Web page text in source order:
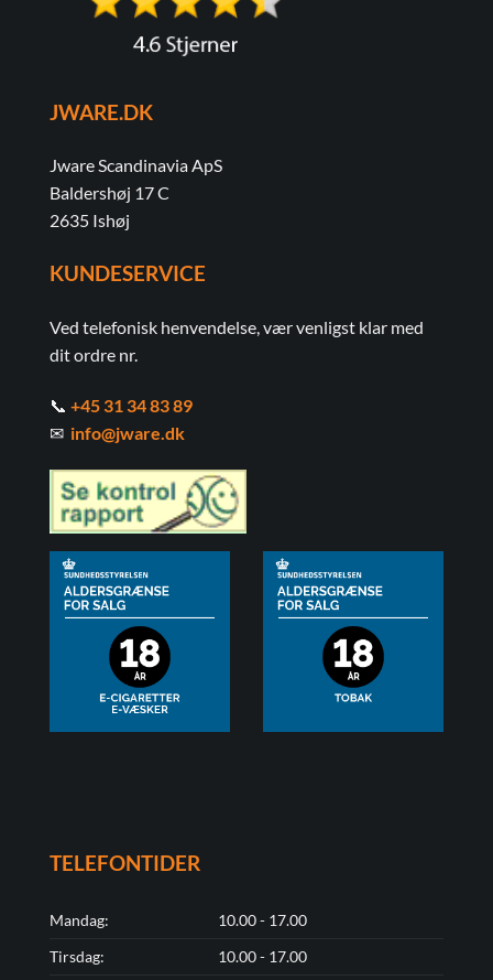
JWARE.DK
Jware Scandinavia ApS
Baldershøj 17 C
2635 Ishøj
KUNDESERVICE
Ved telefonisk henvendelse, vær venligst klar med
dit ordre nr.
📞 +45 31 34 83 89
✉ info@jware.dk
TELEFONTIDER
Mandag:
10.00 - 17.00
Tirsdag:
10.00 - 17.00